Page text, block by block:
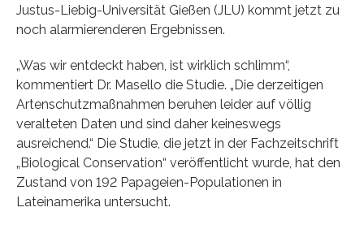
Justus-Liebig-Universität Gießen (JLU) kommt jetzt zu
noch alarmierenderen Ergebnissen.
„Was wir entdeckt haben, ist wirklich schlimm“,
kommentiert Dr. Masello die Studie. „Die derzeitigen
Artenschutzmaßnahmen beruhen leider auf völlig
veralteten Daten und sind daher keineswegs
ausreichend.“ Die Studie, die jetzt in der Fachzeitschrift
„Biological Conservation“ veröffentlicht wurde, hat den
Zustand von 192 Papageien-Populationen in
Lateinamerika untersucht.